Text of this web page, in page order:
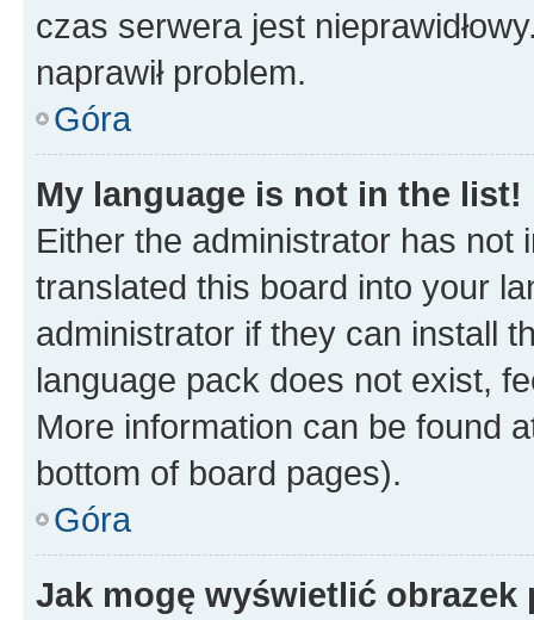
czas serwera jest
naprawił problem.
Góra
My language is not in the list!
Either the administrator has not
translated this board into your
administrator if they can install
language pack does not exist,
More information can be found
bottom of board pages).
Góra
Jak mogę wyświetlić